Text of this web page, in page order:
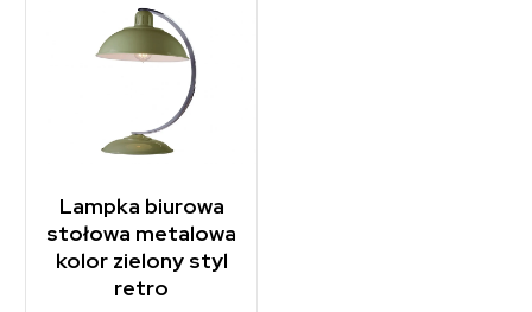
Lampka biurowa
stołowa metalowa
kolor zielony styl
retro